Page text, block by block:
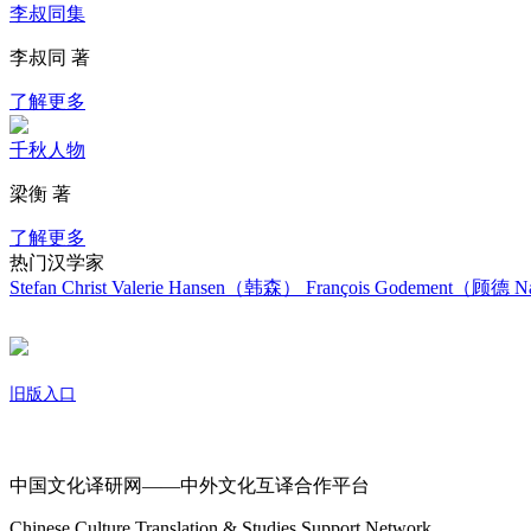
李叔同集
李叔同 著
了解更多
千秋人物
梁衡 著
了解更多
热门汉学家
Stefan Christ Valerie Hansen（韩森） François Godement（顾德
旧版入口
中国文化译研网——中外文化互译合作平台